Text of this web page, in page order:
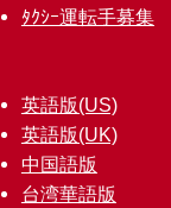
ﾀｸｼｰ運転手募集
英語版(US)
英語版(UK)
中国語版
台湾華語版